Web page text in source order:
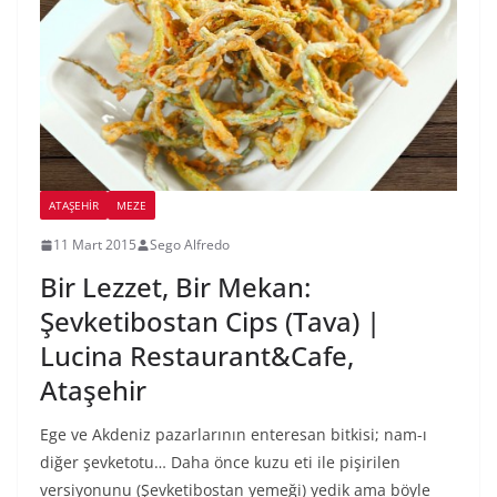
ATAŞEHIR MEZE
11 Mart 2015 Sego Alfredo
Bir Lezzet, Bir Mekan:
Şevketibostan Cips (Tava) |
Lucina Restaurant&Cafe,
Ataşehir
Ege ve Akdeniz pazarlarının enteresan bitkisi; nam-ı
diğer şevketotu… Daha önce kuzu eti ile pişirilen
versiyonunu (Şevketibostan yemeği) yedik ama böyle